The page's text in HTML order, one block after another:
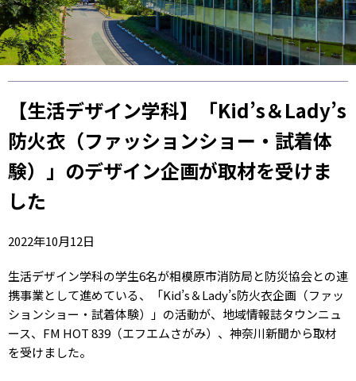
ゲ
ー
シ
ョ
ン
ー
シ
ョ
ン
へ
【生活デザイン学科】「Kid’s＆Lady’s
防火衣（ファッションショー・試着体
験）」のデザイン企画が取材を受けま
した
2022年10月12日
生活デザイン学科の学生6名が相模原市消防局と防災協会との連
携事業として進めている、「Kid’s＆Lady’s防火衣企画（ファッ
ションショー・試着体験）」の活動が、地域情報誌タウンニュ
ース、FM HOT 839（エフエムさがみ）、神奈川新聞から取材
を受けました。